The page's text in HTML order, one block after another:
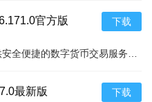
官方版 下载
最新版 下载